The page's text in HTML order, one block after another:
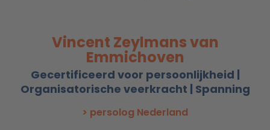
Vincent Zeylmans van
Emmichoven
Gecertificeerd voor persoonlijkheid |
Organisatorische veerkracht | Spanning
> persolog Nederland